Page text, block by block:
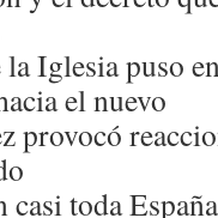
Iglesia puso
el nuevo
provocó
casi toda